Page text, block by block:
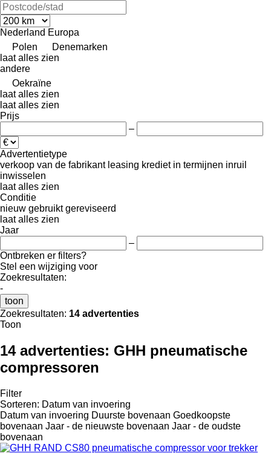
Nederland Europa
Polen
Denemarken
laat alles zien
andere
Oekraïne
laat alles zien
laat alles zien
Prijs
–
Advertentietype
verkoop van de fabrikant leasing krediet in termijnen inruil
inwisselen
laat alles zien
Conditie
nieuw gebruikt gereviseerd
laat alles zien
Jaar
–
Ontbreken er filters?
Stel een wijziging voor
Zoekresultaten:
-
toon
Zoekresultaten: 14 advertenties
Toon
14 advertenties: GHH pneumatische
compressoren
Filter
Sorteren: Datum van invoering
Datum van invoering Duurste bovenaan Goedkoopste
bovenaan Jaar - de nieuwste bovenaan Jaar - de oudste
bovenaan